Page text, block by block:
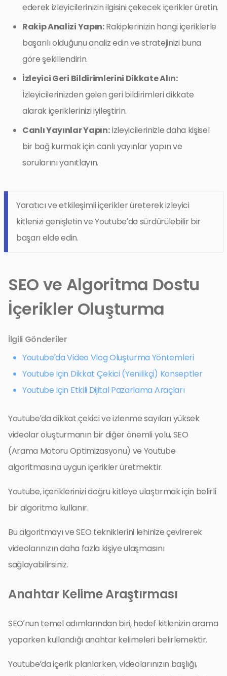
ederek izleyicilerinizin ilgisini çekecek içerikler üretin.
Rakip Analizi Yapın:Rakiplerinizin hangi içeriklerle
başarılı olduğunu analiz edin ve stratejinizi buna
göre şekillendirin.
İzleyici Geri Bildirimlerini Dikkate Alın:
İzleyicilerinizden gelen geri bildirimleri dikkate
alarak içeriklerinizi iyileştirin.
Canlı Yayınlar Yapın:İzleyicilerinizle daha kişisel
bir bağ kurmak için canlı yayınlar yapın ve
sorularını yanıtlayın.
Yaratıcı ve etkileşimli içerikler üreterek izleyici
kitlenizi genişletin ve Youtube’da sürdürülebilir bir
başarı elde edin.
SEO ve Algoritma Dostu
İçerikler Oluşturma
İlgili Gönderiler
Youtube’da Video Vlog Oluşturma Yöntemleri
Youtube İçin Dikkat Çekici (Yenilikçi) Konseptler
Youtube İçin Etkili Dijital Pazarlama Araçları
Youtube’da dikkat çekici ve izlenme sayıları yüksek
videolar oluşturmanın bir diğer önemli yolu, SEO
(Arama Motoru Optimizasyonu) ve Youtube
algoritmasına uygun içerikler üretmektir.
Youtube, içeriklerinizi doğru kitleye ulaştırmak için belirli
bir algoritma kullanır.
Bu algoritmayı ve SEO tekniklerini lehinize çevirerek
videolarınızın daha fazla kişiye ulaşmasını
sağlayabilirsiniz.
Anahtar Kelime Araştırması
SEO’nun temel adımlarından biri, hedef kitlenizin arama
yaparken kullandığı anahtar kelimeleri belirlemektir.
Youtube’da içerik planlarken, videolarınızın başlığı,